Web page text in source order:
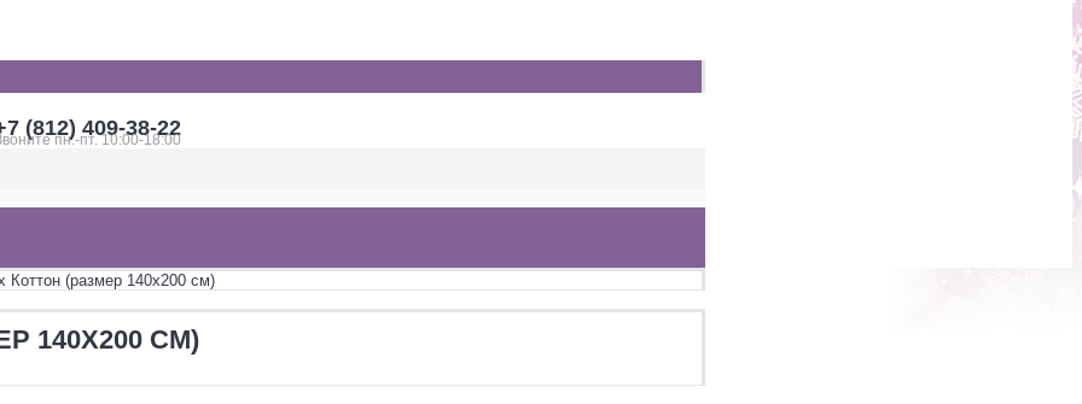
(812) 409-38-22
пн.-пт. 10:00-18:00
Коттон (размер 140x200 см)
140X200 СМ)